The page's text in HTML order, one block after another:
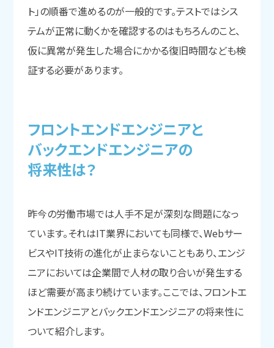
ト」の順番で進めるのが一般的です。テストではシス
テムが正常に動くかを確認するのはもちろんのこと、
仮に異常が発生した場合にかかる復旧時間なども検
証する必要があります。
フロントエンドエンジニアと
バックエンドエンジニアの
将来性は？
昨今の労働市場では人手不足が深刻な問題になっ
ています。それはIT業界においても同様で、Webサー
ビスやIT技術の進化が止まらないこともあり、エンジ
ニアにおいては企業間で人材の取り合いが発生する
ほど需要が高まり続けています。ここでは、フロントエ
ンドエンジニアとバックエンドエンジニアの将来性に
ついて紹介します。